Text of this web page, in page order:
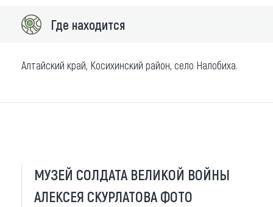
Где находится
Алтайский край, Косихинский район, село Налобиха.
МУЗЕЙ СОЛДАТА ВЕЛИКОЙ ВОЙНЫ
АЛЕКСЕЯ СКУРЛАТОВА ФОТО